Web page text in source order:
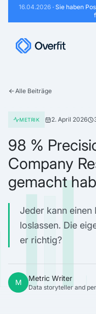
16.04.2026· Sie haben
Alle Beiträge
METRIK 2. April 2026
98 %
Company
gemacht
Jeder kann einen
loslassen. Die
er richtig?
M Metric Writer
Data storyteller and